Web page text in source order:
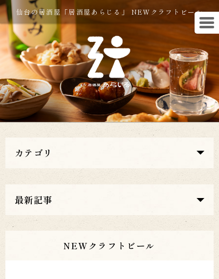
仙台の居酒屋「居酒屋あらじる」 NEWクラフトビール
カテゴリ
最新記事
NEWクラフトビール